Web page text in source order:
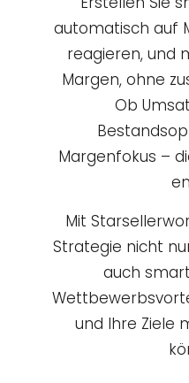
automatisch auf
reagieren, und
Margen, ohne
Ob
Margenfokus –
Mit
Strategie nicht
auch
und Ihre Ziele